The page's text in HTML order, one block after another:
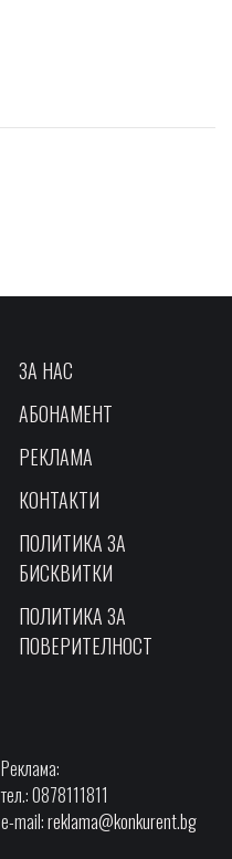
ЗА НАС
АБОНАМЕНТ
РЕКЛАМА
КОНТАКТИ
ПОЛИТИКА ЗА
БИСКВИТКИ
ПОЛИТИКА ЗА
ПОВЕРИТЕЛНОСТ
Реклама:
тел.: 0878111811
e-mail:reklama@konkurent.bg